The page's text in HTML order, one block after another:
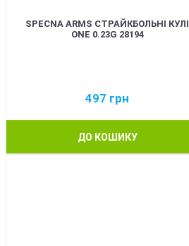
SPECNA ARMS СТРАЙКБОЛЬНІ КУЛІ
ONE 0.23G 28194
497 грн
ДО КОШИКУ